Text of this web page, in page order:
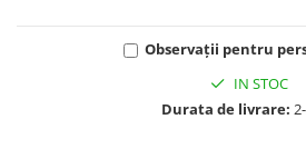
Observații pentru
IN STOC
Durata de livrare: